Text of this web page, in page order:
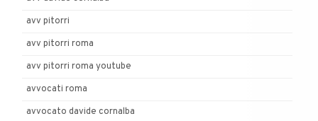
avv pitorri
avv pitorri roma
avv pitorri roma youtube
avvocati roma
avvocato davide cornalba